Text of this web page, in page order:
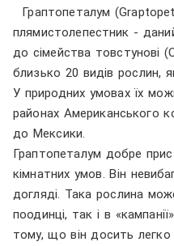
Граптопеталум
плямистолепестник -
до сімейства товстунові
близько 20 видів рослин,
У природних умовах їх
районах Американського
до Мексики.
Граптопеталум добре
кімнатних умов. Він
догляді. Така рослина
поодинці, так і в
тому, що він досить